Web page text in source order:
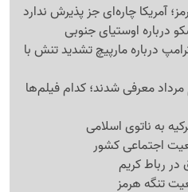
آمریکا چاره‌ای جز پذیرش ندارد
درباره مارپیچ تشدید تنش با
معرفی شدند؛ کدام فیلم‌ها
به ناتوی اسلامی